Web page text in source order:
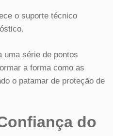
o suporte técnico
uma série de pontos
a forma como as
o patamar de proteção de
do